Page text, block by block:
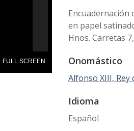
FULL SCREEN
FULL SCREEN
Encuadernación
en papel
Hnos. Carretas
Onomástico
Alfonso XIII, Rey
Idioma
Español